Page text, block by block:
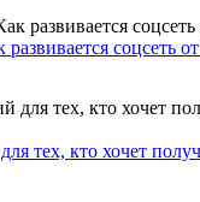
соцсеть
тех, кто хочет